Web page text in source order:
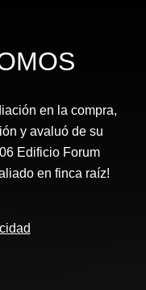
en la compra,
y avaluó de su
Edificio Forum
en finca raíz!